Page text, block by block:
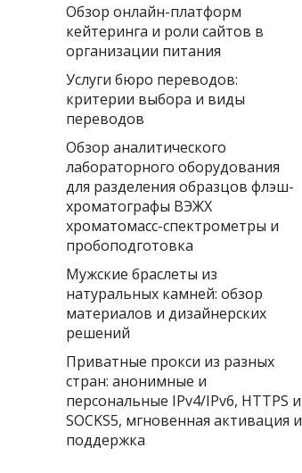
Обзор онлайн-платформ
кейтеринга и роли сайтов в
организации питания
Услуги бюро переводов:
критерии выбора и виды
переводов
Обзор аналитического
лабораторного оборудования
для разделения образцов флэш-
хроматографы ВЭЖХ
хроматомасс-спектрометры и
пробоподготовка
Мужские браслеты из
натуральных камней: обзор
материалов и дизайнерских
решений
Приватные прокси из разных
стран: анонимные и
персональные IPv4/IPv6, HTTPS и
SOCKS5, мгновенная активация и
поддержка